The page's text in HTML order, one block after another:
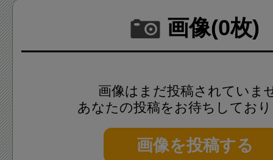
画像(0枚)
画像はまだ投稿されていま
あなたの投稿をお待ちしてお
画像を投稿する